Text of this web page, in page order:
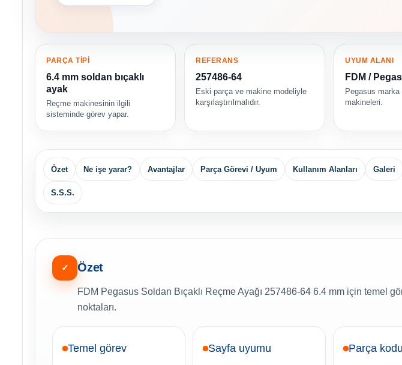
PARÇA TİPİ
6.4 mm soldan bıçaklı
ayak
Reçme makinesinin ilgili
sisteminde görev yapar.
REFERANS
257486-64
Eski parça ve makine modeliyle
karşılaştırılmalıdır.
UYUM ALANI
FDM /
Pegasus marka
makineleri.
Özet Ne işe yarar? Avantajlar Parça Görevi / Uyum Kullanım Alanları Galeri
S.S.S.
✓ Özet
FDM Pegasus Soldan Bıçaklı Reçme Ayağı 257486-64 6.4 mm için temel
noktaları.
Temel görev Sayfa uyumu Parça kodu